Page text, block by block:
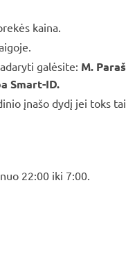
kaina.
galėsite: M.
Smart-ID.
įnašo dydį jei toks
22:00 iki 7:00.